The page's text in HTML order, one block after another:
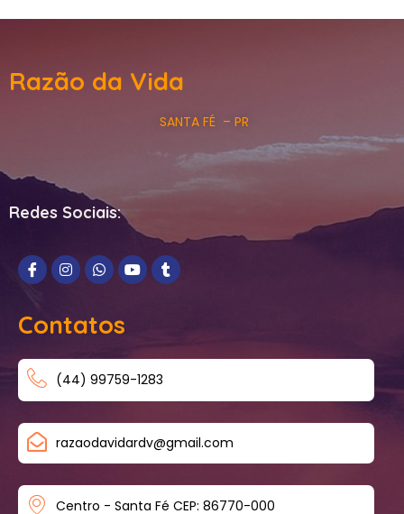
Razão da Vida
SANTA FÉ – PR
Redes Sociais:
Contatos
(44) 99759-1283
razaodavidardv@gmail.com
Centro - Santa Fé CEP: 86770-000